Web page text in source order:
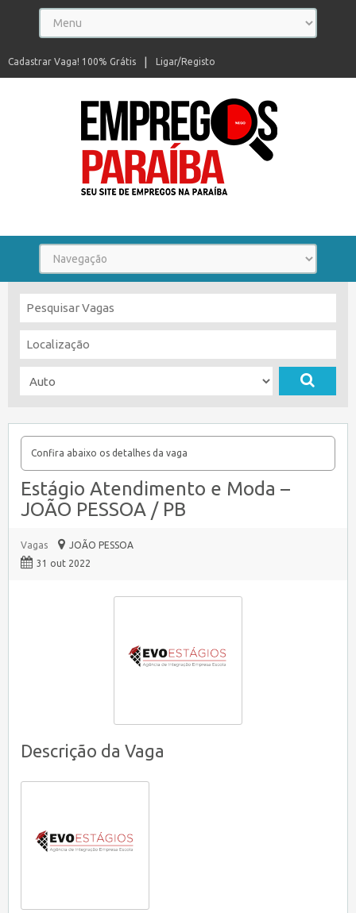
Ligar/Registo
Cadastrar Vaga! 100% Grátis
Confira abaixo os detalhes da vaga
Estágio Atendimento e Moda –
JOÃO PESSOA / PB
Vagas
JOÃO PESSOA
31 out 2022
Descrição da Vaga